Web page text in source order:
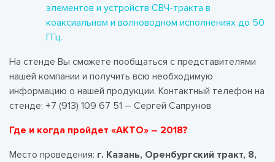
элементов и устройств СВЧ-тракта в
коаксиальном и волноводном исполнениях до 50
ГГц.
На стенде Вы сможете пообщаться с представителями
нашей компании и получить всю необходимую
информацию о нашей продукции. Контактный телефон на
стенде: +7 (913) 109 67 51 – Сергей Сапрунов
Где и когда пройдет «АКТО» – 2018?
Место проведения: г. Казань, Оренбургский тракт, 8,